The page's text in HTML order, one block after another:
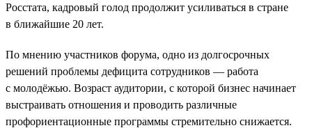
Росстата, кадровый голод продолжит усиливаться в стране
в ближайшие 20 лет.
По мнению участников форума, одно из долгосрочных
решений проблемы дефицита сотрудников — работа
с молодёжью. Возраст аудитории, с которой бизнес начинает
выстраивать отношения и проводить различные
профориентационные программы стремительно снижается.